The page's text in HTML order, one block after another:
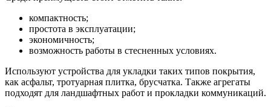
компактность;
простота в эксплуатации;
экономичность;
возможность работы в стесненных условиях.
Используют устройства для укладки таких типов покрытия,
как асфальт, тротуарная плитка, брусчатка. Также агрегаты
подходят для ландшафтных работ и прокладки коммуникаций.